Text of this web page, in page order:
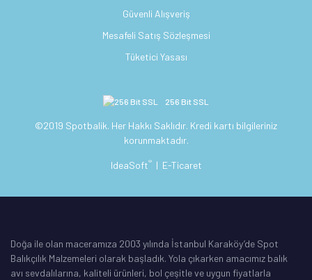
Güvenli Alışveriş
Mesafeli Satış Sözleşmesi
Tüketici Yasası
256 Bit SSL
©2019 Spotbalik. Her Hakkı Saklıdır. Kredi kartı bilgileriniz
korunmaktadır.
IdeaSoft® | E-Ticaret
Doğa ile olan maceramıza 2003 yılında İstanbul Karaköy’de Spot
Balıkçılık Malzemeleri olarak başladık. Yola çıkarken amacımız balık
avı sevdalılarına, kaliteli ürünleri, bol çeşitle ve uygun fiyatlarla